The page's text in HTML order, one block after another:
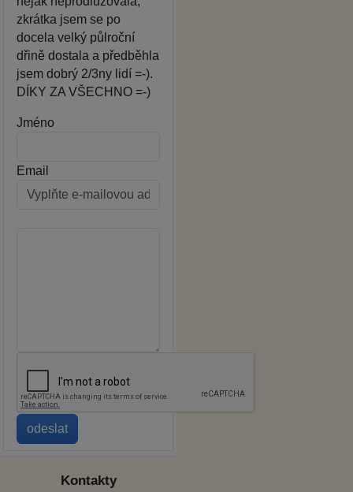
zkrátka jsem se po
docela velký půlroční
dřině dostala a předběhla
jsem dobrý 2/3ny lidí =-).
DÍKY ZA VŠECHNO =-)
Jméno
Email
Kontakty